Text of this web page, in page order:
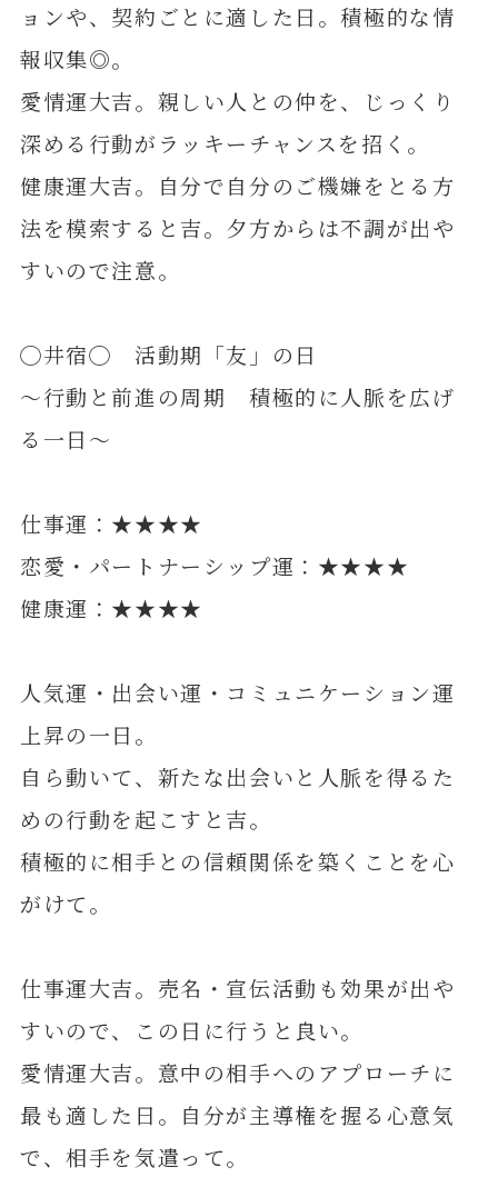
ョンや、契約ごとに適した日。積極的な情
報収集◎。
愛情運大吉。親しい人との仲を、じっくり
深める行動がラッキーチャンスを招く。
健康運大吉。自分で自分のご機嫌をとる方
法を模索すると吉。夕方からは不調が出や
すいので注意。
◯井宿◯ 活動期「友」の日
～行動と前進の周期 積極的に人脈を広げ
る一日～
仕事運：★★★★
恋愛・パートナーシップ運：★★★★
健康運：★★★★
人気運・出会い運・コミュニケーション運
上昇の一日。
自ら動いて、新たな出会いと人脈を得るた
めの行動を起こすと吉。
積極的に相手との信頼関係を築くことを心
がけて。
仕事運大吉。売名・宣伝活動も効果が出や
すいので、この日に行うと良い。
愛情運大吉。意中の相手へのアプローチに
最も適した日。自分が主導権を握る心意気
で、相手を気遣って。